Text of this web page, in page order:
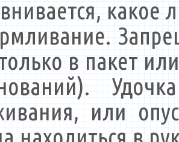
какое
в пакет
или